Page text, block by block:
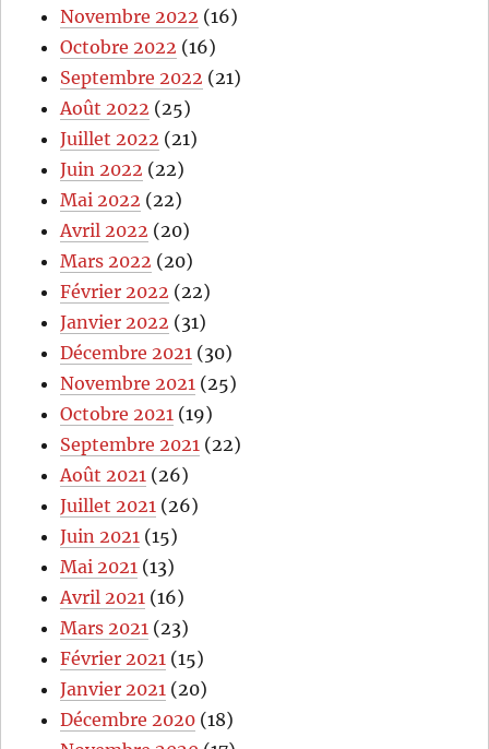
Novembre 2022 (16)
Octobre 2022 (16)
Septembre 2022 (21)
Août 2022 (25)
Juillet 2022 (21)
Juin 2022 (22)
Mai 2022 (22)
Avril 2022 (20)
Mars 2022 (20)
Février 2022 (22)
Janvier 2022 (31)
Décembre 2021 (30)
Novembre 2021 (25)
Octobre 2021 (19)
Septembre 2021 (22)
Août 2021 (26)
Juillet 2021 (26)
Juin 2021 (15)
Mai 2021 (13)
Avril 2021 (16)
Mars 2021 (23)
Février 2021 (15)
Janvier 2021 (20)
Décembre 2020 (18)